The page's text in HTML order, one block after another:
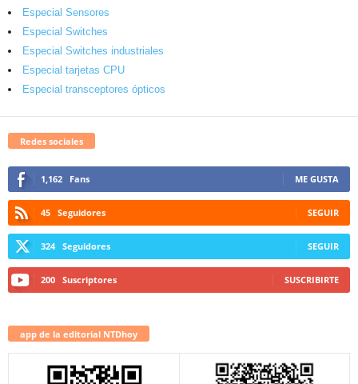
Especial Sensores
Especial Switches
Especial Switches industriales
Especial tarjetas CPU
Especial transceptores ópticos
Redes sociales
1,162 Fans ME GUSTA
45 Seguidores SEGUIR
324 Seguidores SEGUIR
200 Suscriptores SUSCRIBIRTE
app de la editorial NTDhoy